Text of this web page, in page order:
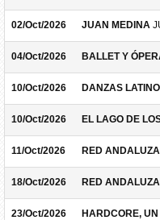
02/Oct/2026 JUAN MEDINA
04/Oct/2026 BALLET Y
10/Oct/2026 DANZAS
10/Oct/2026 EL LAGO DE
11/Oct/2026 RED
18/Oct/2026 RED
23/Oct/2026 HARDCORE,